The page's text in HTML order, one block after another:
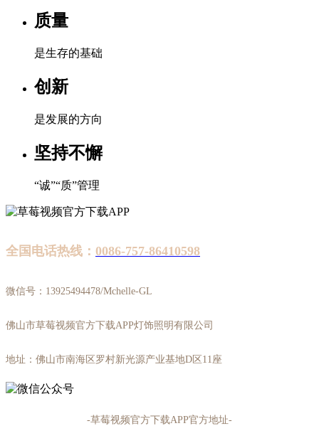
质量
是生存的基础
创新
是发展的方向
坚持不懈
“诚”“质”管理
全国电话热线： 0086-757-86410598
微信号：13925494478/Mchelle-GL
​佛山市草莓视频官方下载APP灯饰照明有限公司
地址：佛山市南海区罗村新光源产业基地D区11座
-草莓视频官方下载APP官方地址-